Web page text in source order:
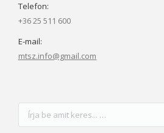
Telefon:
+36 25 511 600
E-mail:
mtsz.info@gmail.com